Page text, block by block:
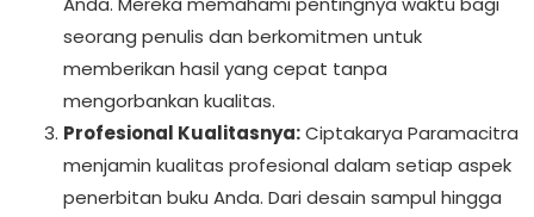
seorang penulis dan berkomitmen untuk
memberikan hasil yang cepat tanpa
mengorbankan kualitas.
Profesional Kualitasnya:Ciptakarya Paramacitra
menjamin kualitas profesional dalam setiap aspek
penerbitan buku Anda. Dari desain sampul hingga